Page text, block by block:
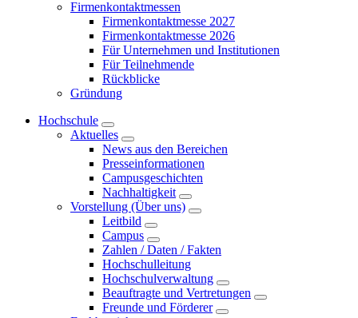
Firmenkontaktmessen
Firmenkontaktmesse 2027
Firmenkontaktmesse 2026
Für Unternehmen und Institutionen
Für Teilnehmende
Rückblicke
Gründung
Hochschule
Aktuelles
News aus den Bereichen
Presseinformationen
Campusgeschichten
Nachhaltigkeit
Vorstellung (Über uns)
Leitbild
Campus
Zahlen / Daten / Fakten
Hochschulleitung
Hochschulverwaltung
Beauftragte und Vertretungen
Freunde und Förderer